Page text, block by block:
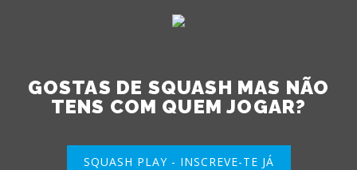
GOSTAS DE SQUASH MAS NÃO
TENS COM QUEM JOGAR?
SQUASH PLAY - INSCREVE-TE JÁ